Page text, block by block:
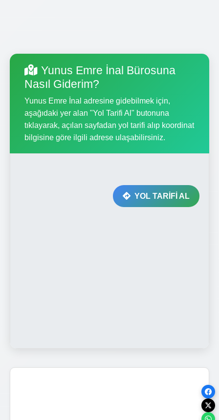
Yunus Emre İnal Bürosuna
Nasıl Giderim?
Yunus Emre İnal adresine gidebilmek için,
aşağıdaki yer alan "Yol Tarifi Al" butonuna
tıklayarak, açılan sayfadan yol tarifi alıp koordinat
bilgisine göre ilgili adrese ulaşabilirsiniz.
YOL TARİFİ AL